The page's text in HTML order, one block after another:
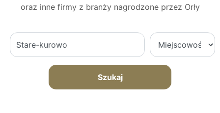
oraz inne firmy z branży nagrodzone przez Orły
Szukaj